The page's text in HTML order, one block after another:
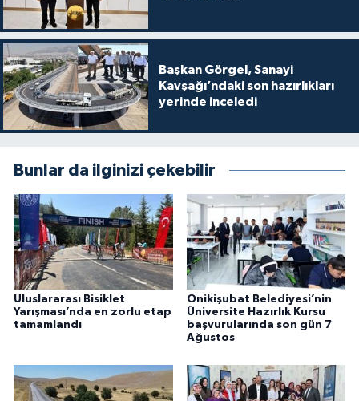
Başkan Görgel, Sanayi
Kavşağı’ndaki son hazırlıkları
yerinde inceledi
Bunlar da ilginizi çekebilir
Uluslararası Bisiklet
Yarışması’nda en zorlu etap
tamamlandı
Onikişubat Belediyesi’nin
Üniversite Hazırlık Kursu
başvurularında son gün 7
Ağustos